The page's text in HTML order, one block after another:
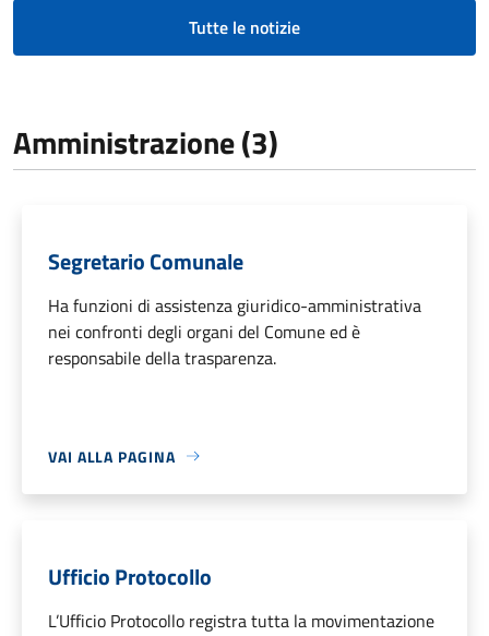
Tutte le notizie
Amministrazione (3)
Segretario Comunale
Ha funzioni di assistenza giuridico-amministrativa
nei confronti degli organi del Comune ed è
responsabile della trasparenza.
VAI ALLA PAGINA
Ufficio Protocollo
L’Ufficio Protocollo registra tutta la movimentazione